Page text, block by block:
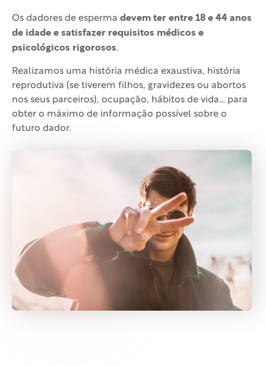
Os dadores de esperma devem ter entre 18 e 44 anos
de idade e satisfazer requisitos médicos e
psicológicos rigorosos.
Realizamos uma história médica exaustiva, história
reprodutiva (se tiverem filhos, gravidezes ou abortos
nos seus parceiros), ocupação, hábitos de vida… para
obter o máximo de informação possível sobre o
futuro dador.